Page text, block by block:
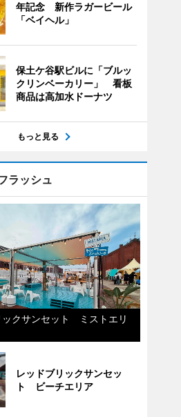
年記念 新作ラガービール
「ベイヘル」
保土ケ谷駅ビルに「ブルッ
クリンベーカリー」 看板
商品は高加水ドーナツ
もっと見る
ラッシュ
ックサンセット ミストエリ
レッドブリックサンセッ
ト ビーチエリア